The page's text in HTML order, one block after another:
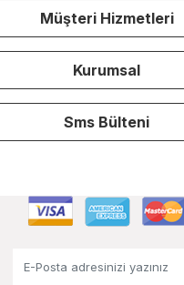
Müşteri Hizmetleri
Kurumsal
Sms Bülteni